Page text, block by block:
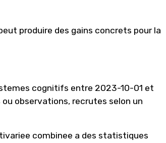
produire des gains concrets pour la
cognitifs entre 2023-10-01 et
observations, recrutes selon un
combinee a des statistiques